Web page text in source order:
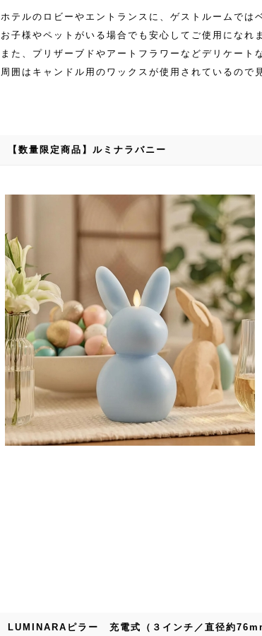
ホテルのロビーやエントランスに、ゲストルームでは
お子様やペットがいる場合でも安心してご使用になれ
また、プリザーブドやアートフラワーなどデリケート
周囲はキャンドル用のワックスが使用されているので
【数量限定商品】ルミナラバニー
LUMINARAピラー 充電式（３インチ／直径約